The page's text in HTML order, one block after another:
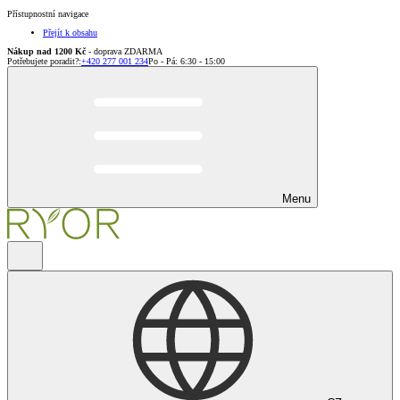
Přístupnostní navigace
Přejít k obsahu
Nákup nad 1200 Kč - doprava ZDARMA
Potřebujete poradit?:+420 277 001 234Po - Pá: 6:30 - 15:00
Menu